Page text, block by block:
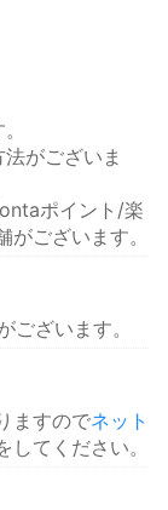
がございま
ポイント/楽
ございます。
ざいます。
ますのでネット
てください。